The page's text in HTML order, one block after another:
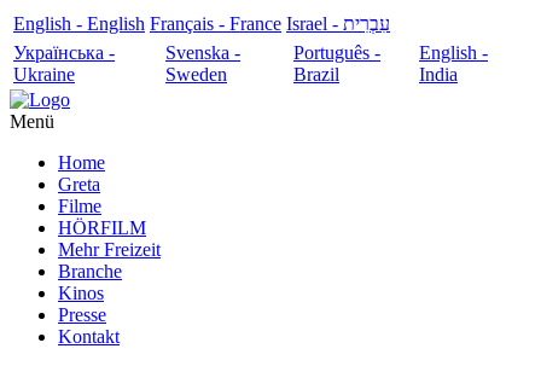
English - English Français - France
עִבְרִית - Israel
Українська -
Ukraine
Svenska -
Sweden
Português -
Brazil
English -
India
Menü
Home
Greta
Filme
HÖRFILM
Mehr Freizeit
Branche
Kinos
Presse
Kontakt